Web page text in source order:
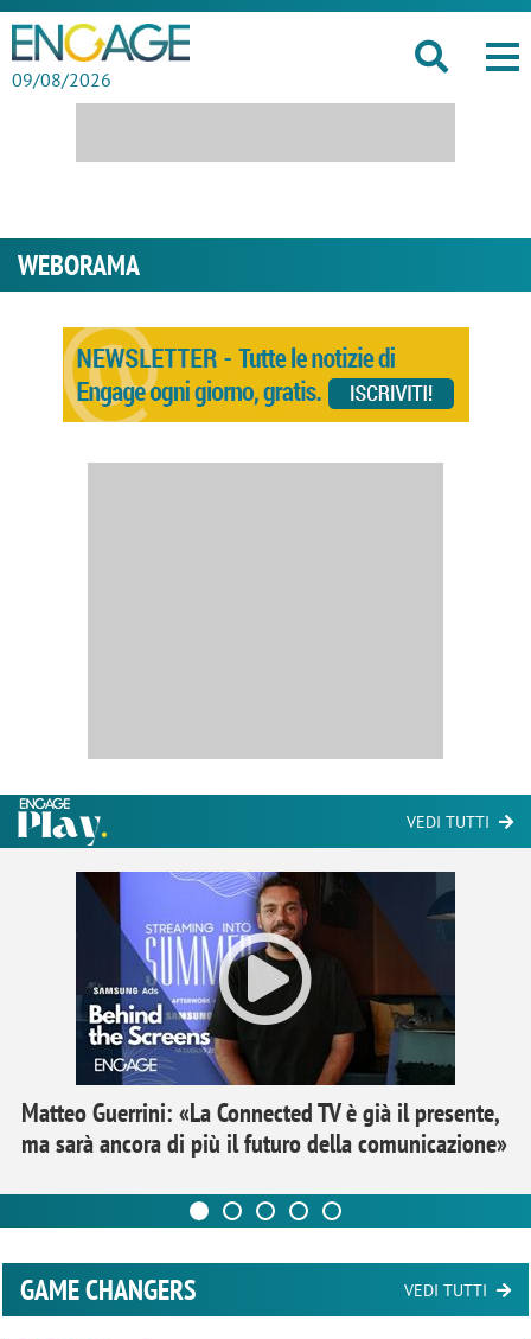
09/08/2026
WEBORAMA
VEDI TUTTI
Matteo Guerrini: «La Connected TV è già il presente,
ma sarà ancora di più il futuro della comunicazione»
GAME CHANGERS VEDI TUTTI